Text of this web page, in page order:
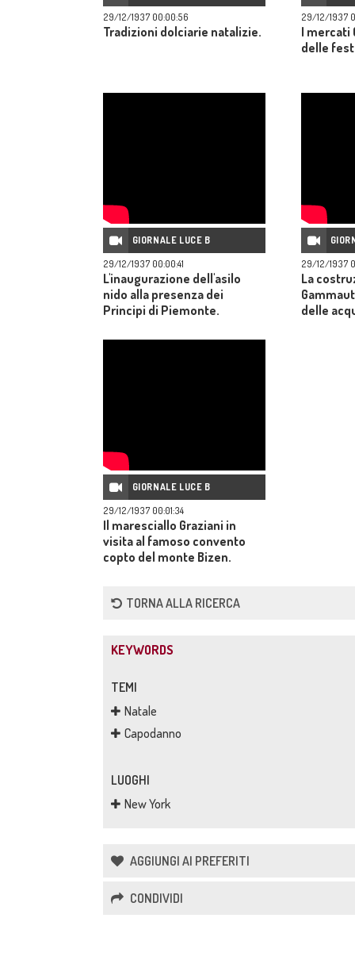
29/12/1937 00:00:56
Tradizioni dolciarie natalizie.
29/12/1937
I mercati
delle
GIORNALE LUCE B
29/12/1937 00:00:41
L'inaugurazione dell'asilo
nido alla presenza dei
Principi di Piemonte.
29/12/1937
La
delle
GIORNALE LUCE B
29/12/1937 00:01:34
Il maresciallo Graziani in
visita al famoso convento
copto del monte Bizen.
TORNA ALLA RICERCA
KEYWORDS
TEMI
Natale
Capodanno
LUOGHI
New York
AGGIUNGI AI PREFERITI
CONDIVIDI